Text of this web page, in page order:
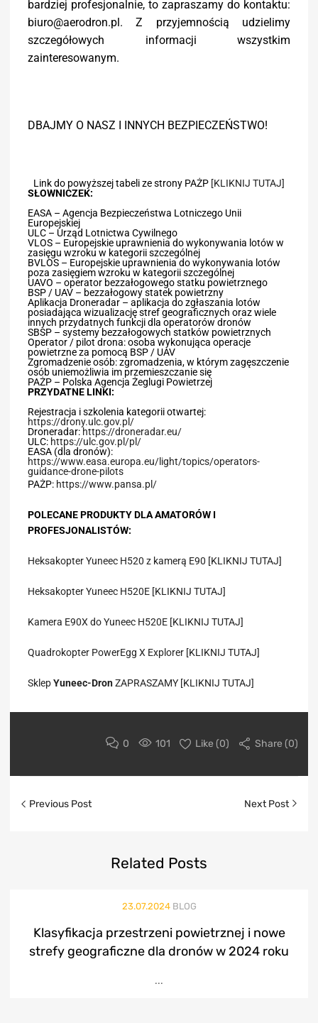
bardziej profesjonalnie, to zapraszamy do kontaktu:
biuro@aerodron.pl. Z przyjemnością udzielimy
szczegółowych informacji wszystkim
zainteresowanym.
DBAJMY O NASZ I INNYCH BEZPIECZEŃSTWO!
Link do powyższej tabeli ze strony PAŻP [KLIKNIJ TUTAJ]
SŁOWNICZEK:
EASA – Agencja Bezpieczeństwa Lotniczego Unii
Europejskiej
ULC – Urząd Lotnictwa Cywilnego
VLOS – Europejskie uprawnienia do wykonywania lotów w
zasięgu wzroku w kategorii szczególnej
BVLOS – Europejskie uprawnienia do wykonywania lotów
poza zasięgiem wzroku w kategorii szczególnej
UAVO – operator bezzałogowego statku powietrznego
BSP / UAV – bezzałogowy statek powietrzny
Aplikacja Droneradar – aplikacja do zgłaszania lotów
posiadająca wizualizację stref geograficznych oraz wiele
innych przydatnych funkcji dla operatorów dronów
SBSP – systemy bezzałogowych statków powietrznych
Operator / pilot drona: osoba wykonująca operacje
powietrzne za pomocą BSP / UAV
Zgromadzenie osób: zgromadzenia, w którym zagęszczenie
osób uniemożliwia im przemieszczanie się
PAŻP – Polska Agencja Żeglugi Powietrzej
PRZYDATNE LINKI:
Rejestracja i szkolenia kategorii otwartej:
https://drony.ulc.gov.pl/
Droneradar: https://droneradar.eu/
ULC: https://ulc.gov.pl/pl/
EASA (dla dronów):
https://www.easa.europa.eu/light/topics/operators-
guidance-drone-pilots
PAŻP: https://www.pansa.pl/
POLECANE PRODUKTY DLA AMATORÓW I
PROFESJONALISTÓW:
Heksakopter Yuneec H520 z kamerą E90 [KLIKNIJ TUTAJ]
Heksakopter Yuneec H520E [KLIKNIJ TUTAJ]
Kamera E90X do Yuneec H520E [KLIKNIJ TUTAJ]
Quadrokopter PowerEgg X Explorer [KLIKNIJ TUTAJ]
SklepYuneec-DronZAPRASZAMY [KLIKNIJ TUTAJ]
0 101 Like (0) Share (0)
Previous Post Next Post
Related Posts
23.07.2024 BLOG
Klasyfikacja przestrzeni powietrznej i nowe
strefy geograficzne dla dronów w 2024 roku
...